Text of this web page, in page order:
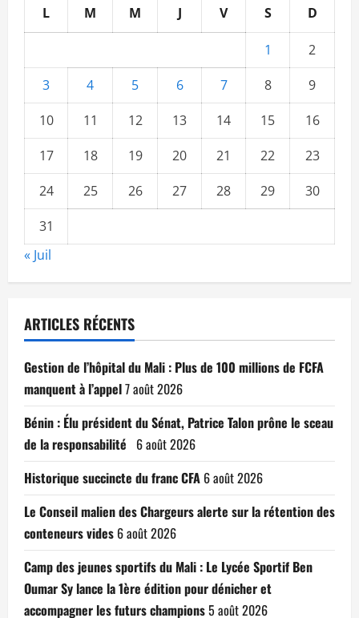
L M M J V S D
1
2
3
4 5 6 7 8
9
10
11 12 13 14 15
16
17
18 19 20 21 22
23
24
25 26 27 28 29
30
31
« Juil
ARTICLES RÉCENTS
Gestion de l’hôpital du Mali : Plus de 100 millions de FCFA
manquent à l’appel7 août 2026
Bénin : Élu président du Sénat, Patrice Talon prône le sceau
de la responsabilité 6 août 2026
Historique succincte du franc CFA 6 août 2026
Le Conseil malien des Chargeurs alerte sur la rétention des
conteneurs vides 6 août 2026
Camp des jeunes sportifs du Mali : Le Lycée Sportif Ben
Oumar Sy lance la 1ère édition pour dénicher et
accompagner les futurs champions5 août 2026